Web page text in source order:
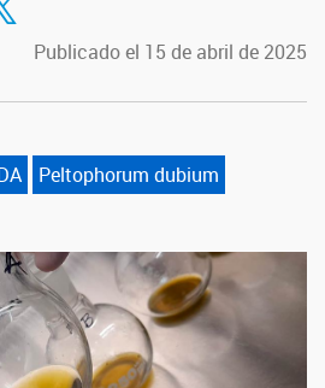
Publicado el 15 de abril de 2025
Peltophorum dubium